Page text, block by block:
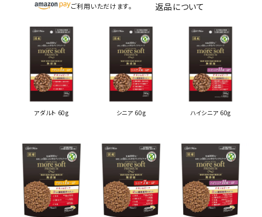
ご利用いただけます。 返品について
アダルト 60g シニア 60g ハイシニア 60g